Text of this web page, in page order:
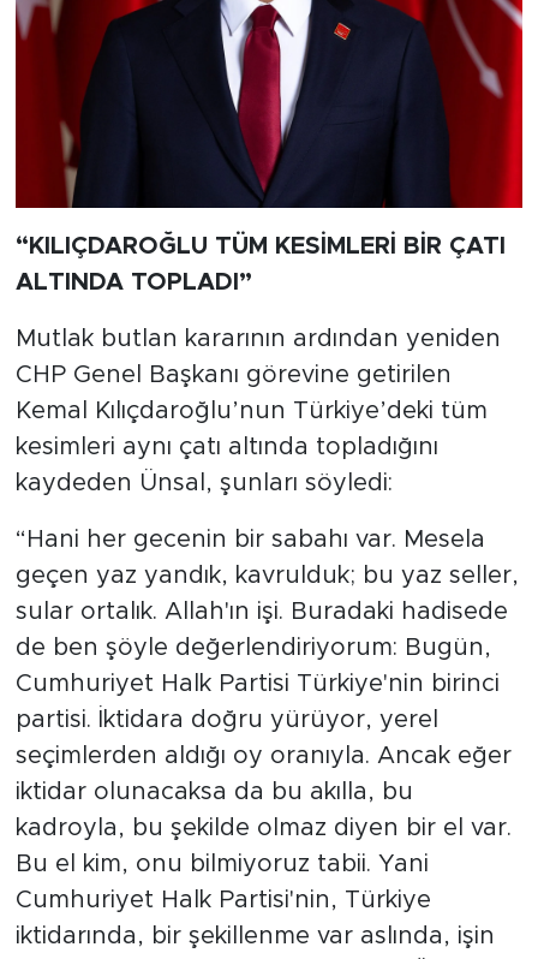
“KILIÇDAROĞLU TÜM KESİMLERİ BİR ÇATI
ALTINDA TOPLADI”
Mutlak butlan kararının ardından yeniden
CHP Genel Başkanı görevine getirilen
Kemal Kılıçdaroğlu’nun Türkiye’deki tüm
kesimleri aynı çatı altında topladığını
kaydeden Ünsal, şunları söyledi:
“Hani her gecenin bir sabahı var. Mesela
geçen yaz yandık, kavrulduk; bu yaz seller,
sular ortalık. Allah'ın işi. Buradaki hadisede
de ben şöyle değerlendiriyorum: Bugün,
Cumhuriyet Halk Partisi Türkiye'nin birinci
partisi. İktidara doğru yürüyor, yerel
seçimlerden aldığı oy oranıyla. Ancak eğer
iktidar olunacaksa da bu akılla, bu
kadroyla, bu şekilde olmaz diyen bir el var.
Bu el kim, onu bilmiyoruz tabii. Yani
Cumhuriyet Halk Partisi'nin, Türkiye
iktidarında, bir şekillenme var aslında, işin